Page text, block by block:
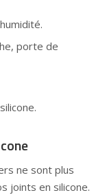
porte de
ne sont plus
joints en silicone.